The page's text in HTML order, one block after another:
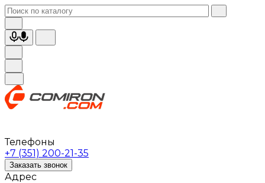
Телефоны
+7 (351) 200-21-35
Заказать звонок
Адрес